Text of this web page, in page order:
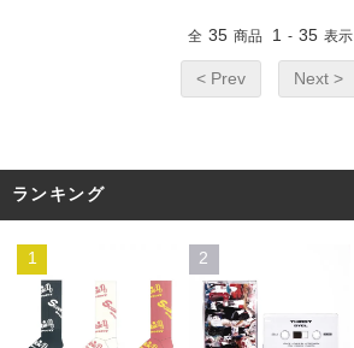
全 35 商品 1 - 35 表示
< Prev Next >
ランキング
1 2